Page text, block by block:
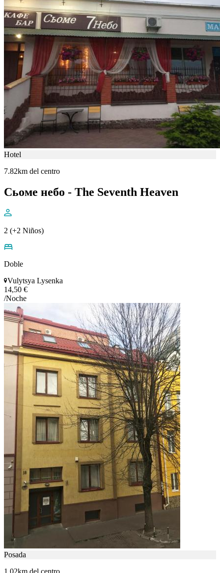
Hotel
7.82km del centro
Сьоме небо - The Seventh Heaven
2 (+2 Niños)
Doble
Vulytsya Lysenka
14,50 €
/Noche
Posada
1.02km del centro